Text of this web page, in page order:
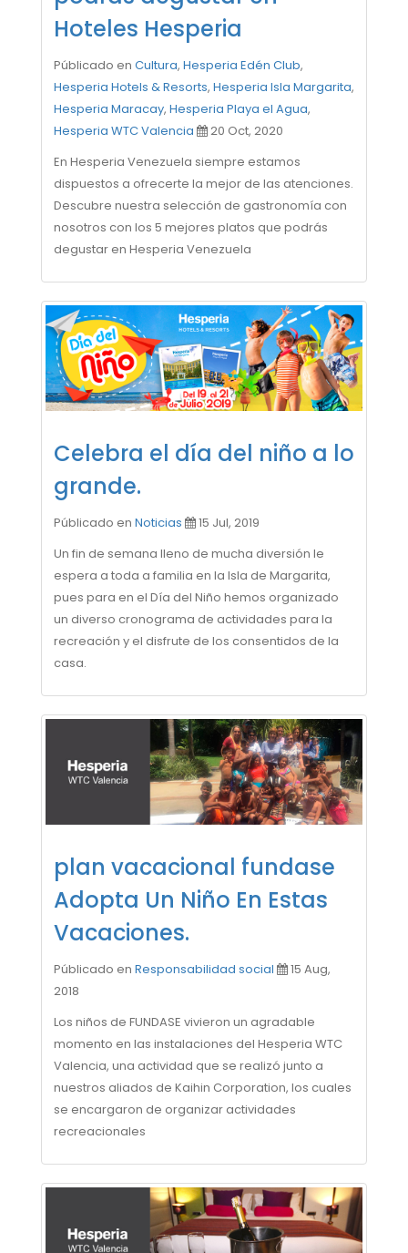
Hoteles Hesperia
Públicado en Cultura, Hesperia Edén Club,
Hesperia Hotels & Resorts, Hesperia Isla Margarita,
Hesperia Maracay, Hesperia Playa el Agua,
Hesperia WTC Valencia
20 Oct, 2020
En Hesperia Venezuela siempre estamos
dispuestos a ofrecerte la mejor de las atenciones.
Descubre nuestra selección de gastronomía con
nosotros con los 5 mejores platos que podrás
degustar en Hesperia Venezuela
Celebra el día del niño a lo
grande.
Públicado en Noticias
15 Jul, 2019
Un fin de semana lleno de mucha diversión le
espera a toda a familia en la Isla de Margarita,
pues para en el Día del Niño hemos organizado
un diverso cronograma de actividades para la
recreación y el disfrute de los consentidos de la
casa.
plan vacacional fundase
Adopta Un Niño En Estas
Vacaciones.
Públicado en Responsabilidad social
15 Aug,
2018
Los niños de FUNDASE vivieron un agradable
momento en las instalaciones del Hesperia WTC
Valencia, una actividad que se realizó junto a
nuestros aliados de Kaihin Corporation, los cuales
se encargaron de organizar actividades
recreacionales